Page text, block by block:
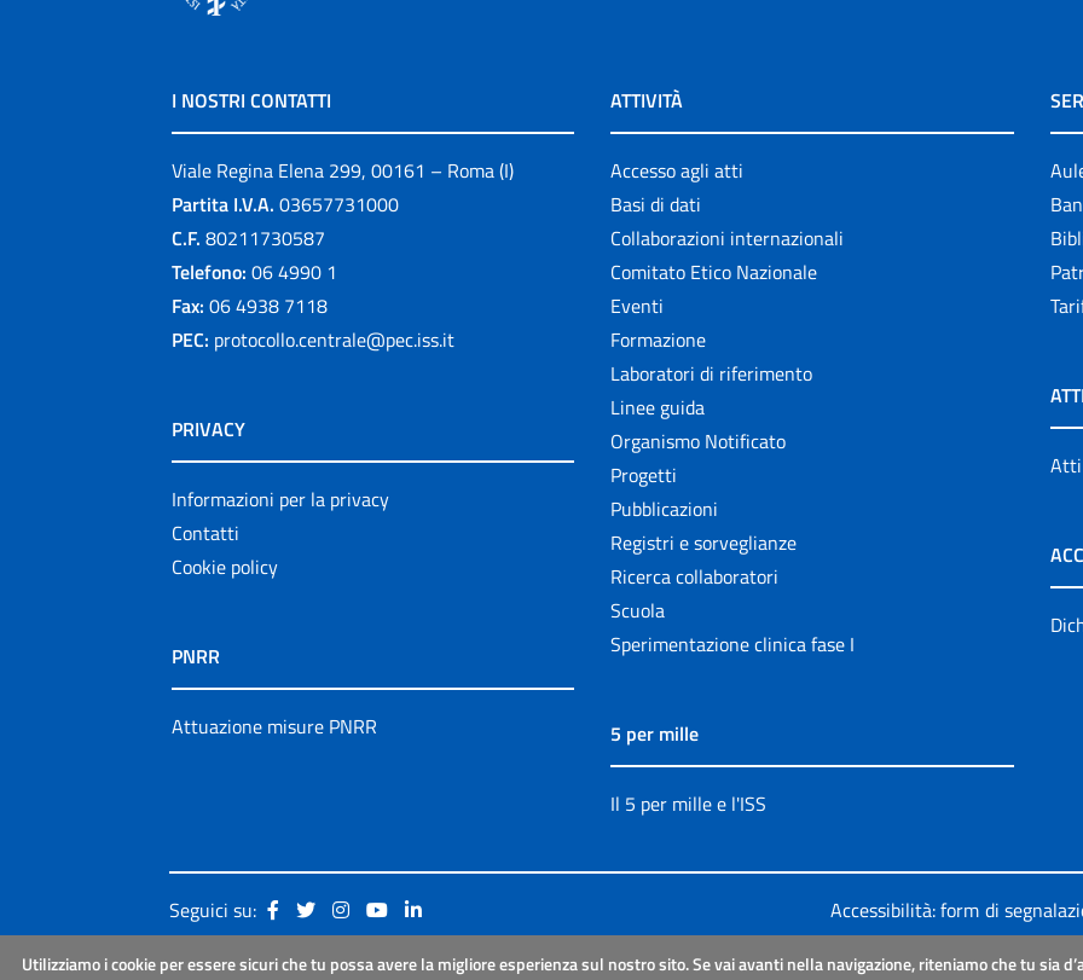
I NOSTRI CONTATTI
Viale Regina Elena 299, 00161 – Roma (I)
Partita I.V.A. 03657731000
C.F. 80211730587
Telefono: 06 4990 1
Fax: 06 4938 7118
PEC: protocollo.centrale@pec.iss.it
PRIVACY
Informazioni per la privacy
Contatti
Cookie policy
PNRR
Attuazione misure PNRR
ATTIVITÀ
Accesso agli atti
Basi di dati
Collaborazioni internazionali
Comitato Etico Nazionale
Eventi
Formazione
Laboratori di riferimento
Linee guida
Organismo Notificato
Progetti
Pubblicazioni
Registri e sorveglianze
Ricerca collaboratori
Scuola
Sperimentazione clinica fase I
5 per mille
Il 5 per mille e l'ISS
Atti
Seguici su: Accessibilità: form di
Legali|Sitemap
Utilizziamo i cookie per essere sicuri che tu possa avere la migliore esperienza sul nostro sito. Se vai avanti nella navigazione, riteniamo che tu sia